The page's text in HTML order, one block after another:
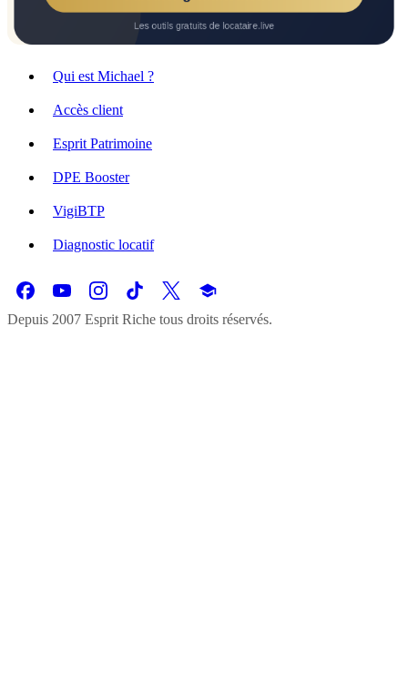
Qui est Michael ?
Accès client
Esprit Patrimoine
DPE Booster
VigiBTP
Diagnostic locatif
Depuis 2007 Esprit Riche tous droits réservés.